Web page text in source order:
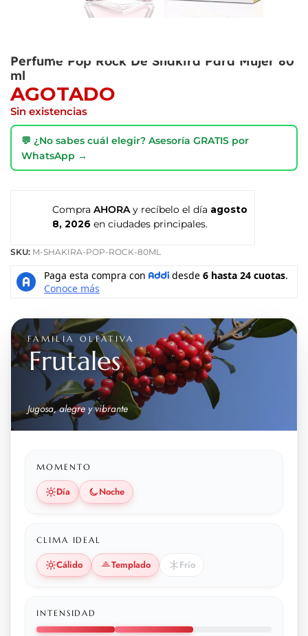
Perfume Pop Rock De Shakira Para Mujer 80
ml
AGOTADO
Sin existencias
💬 ¿No sabes cuál elegir? Asesoría GRATIS por
WhatsApp →
Compra AHORA y recíbelo el día agosto
8, 2026 en ciudades principales.
SKU: M-SHAKIRA-POP-ROCK-80ML
FAMILIA OLFATIVA
Frutales
Jugosa, alegre y vibrante
MOMENTO
Día Noche
CLIMA IDEAL
Cálido Templado Frío
INTENSIDAD